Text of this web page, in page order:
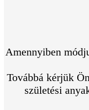
Amennyiben
Továbbá kérjük
születési